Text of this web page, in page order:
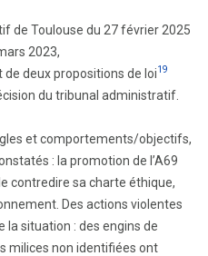
de Toulouse du 27 février 2025
2023,
deux propositions de loi19
du tribunal administratif.
et comportements/objectifs,
: la promotion de l’A69
contredire sa charte éthique,
Des actions violentes
situation : des engins de
milices non identifiées ont